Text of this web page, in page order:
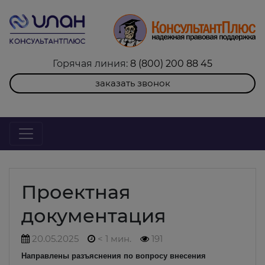
Горячая линия: 8 (800) 200 88 45
заказать звонок
Проектная
документация
20.05.2025 < 1 мин. 191
Направлены разъяснения по вопросу внесения